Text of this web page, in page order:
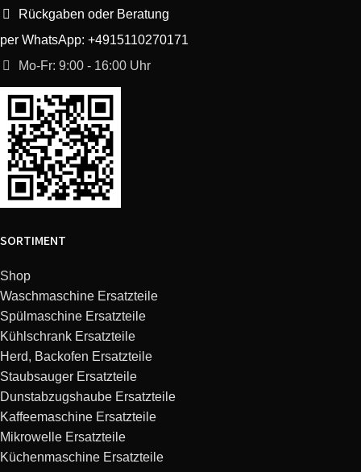
Bosch SHV45M83EU/29
Siemens SE24E860TR/09
Siemens SE24M863EU/34
Bosch SGS45M48II/36
Bosch SGV45M83EU/29
Bosch SGU53E15AU/10
Bosch SGS46E07TR/13
Rückgaben oder Beratung
per WhatsApp: +4915110270171
Mo-Fr: 9:00 - 16:00 Uhr
SORTIMENT
Shop
Waschmaschine Ersatzteile
Spülmaschine Ersatzteile
Kühlschrank Ersatzteile
Herd, Backofen Ersatzteile
Staubsauger Ersatzteile
Dunstabzugshaube Ersatzteile
Kaffeemaschine Ersatzteile
Mikrowelle Ersatzteile
Küchenmaschine Ersatzteile